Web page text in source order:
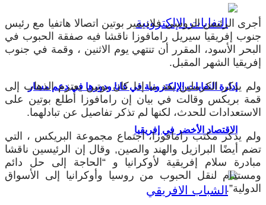
إدارة النفايات الإلكترونية في غانا ودورها في دعم مسار
الاقتصاد الأخضر في إفريقيا
أجرى الرئيس الروسي فلاديمير بوتين اتصالا هاتفيا مع رئيس
جنوب إفريقيا سيريل رامافوزا ناقشا فيه صفقة الحبوب في
البحر الأسود، المقرر أن تنتهي يوم الاثنين ، وقمة في جنوب
إفريقيا الشهر المقبل.
ولم يذكر الكرملين بعد ما إذا كان بوتين يعتزم الذهاب إلى
قمة بريكس وقالت في بيان إن رامافوزا أطلع بوتين على
الاستعدادات للحدث، لكنها لم تذكر تفاصيل عن تبادلهما.
ولم يذكر مكتب رامافوزا، اجتماع مجموعة البريكس ، التي
تضم أيضًا البرازيل والهند والصين, وقال إن الرئيسين ناقشا
مبادرة سلام إفريقية لأوكرانيا و “الحاجة إلى حل دائم
ومستدام لنقل الحبوب من روسيا وأوكرانيا إلى الأسواق
الدولية”.